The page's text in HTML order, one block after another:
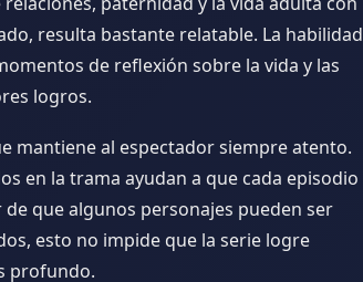
resulta bastante relatable. La habilidad
de reflexión sobre la vida y las
logros.
mantiene al espectador siempre atento.
en la trama ayudan a que cada episodio
que algunos personajes pueden ser
esto no impide que la serie logre
profundo.